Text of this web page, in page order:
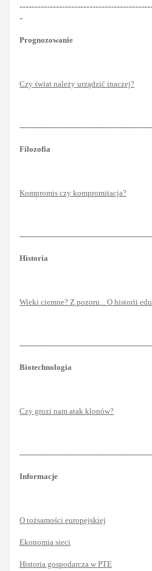
-
Prognozowanie
Czy świat należy urządzić inaczej?
Filozofia
Kompromis czy kompromitacja?
Historia
Wieki ciemne? Z pozoru... O historii
Biotechnologia
Czy grozi nam atak klonów?
Informacje
O tożsamości europejskiej
Ekonomia sieci
Historia gospodarcza w PTE